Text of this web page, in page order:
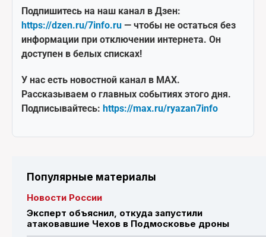
Подпишитесь на наш канал в Дзен:
https://dzen.ru/7info.ru — чтобы не остаться без
информации при отключении интернета. Он
доступен в белых списках!
У нас есть новостной канал в MAX.
Рассказываем о главных событиях этого дня.
Подписывайтесь: https://max.ru/ryazan7info
Популярные материалы
Новости России
Эксперт объяснил, откуда запустили
атаковавшие Чехов в Подмосковье дроны